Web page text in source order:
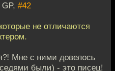
#42
не отличаются
Мне с ними довелось
были) - это писец!